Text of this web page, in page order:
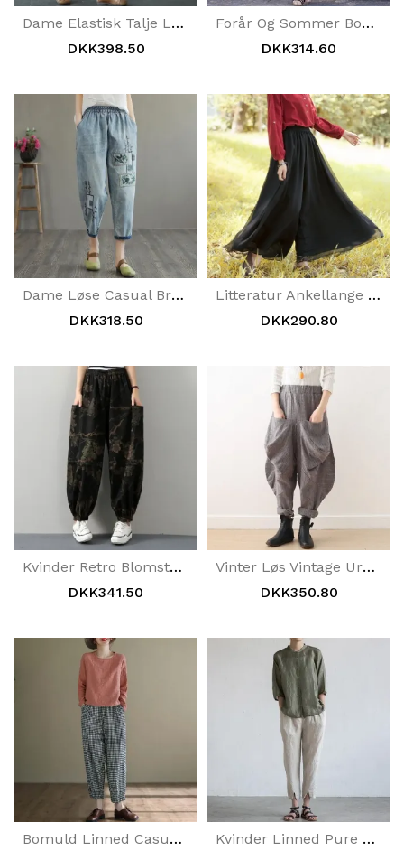
Dame Elastisk Talje Løse Casual Bukser
DKK398.50
Forår Og Sommer Bomuldslanterne Casual Bukser
DKK314.60
Dame Løse Casual Broderi Denimbukser
DKK318.50
Litteratur Ankellange Chiffonbukser Med Brede Ben
DKK290.80
Kvinder Retro Blomsterprint Bomuld Denim Bukser
DKK341.50
Vinter Løs Vintage Uregelmæssig Tykke Bloom Bukser
DKK350.80
Bomuld Linned Casual Plaid Harem Bukser
Kvinder Linned Pure Colour Turnip Bukser